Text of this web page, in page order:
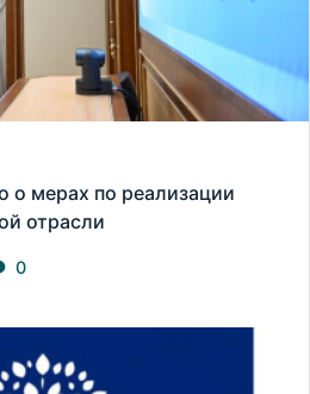
о мерах по реализации
отрасли
0